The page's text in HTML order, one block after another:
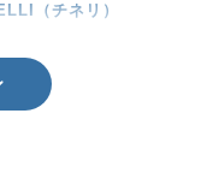
（チネリ）